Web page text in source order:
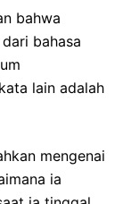
bahwa
bahasa
lain adalah
mengenai
ia